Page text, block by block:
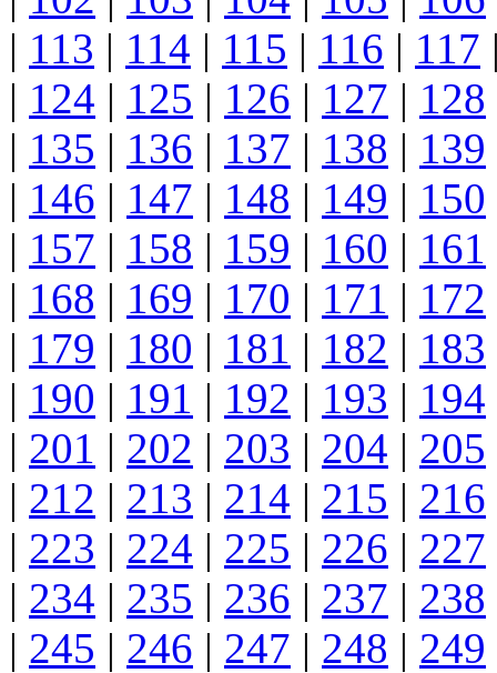
| 113 | 114 | 115 | 116 | 117
| 124 | 125 | 126 | 127 | 128
| 135 | 136 | 137 | 138 | 139
| 146 | 147 | 148 | 149 | 150
| 157 | 158 | 159 | 160 | 161
| 168 | 169 | 170 | 171 | 172
| 179 | 180 | 181 | 182 | 183
| 190 | 191 | 192 | 193 | 194
| 201 | 202 | 203 | 204 | 205
| 212 | 213 | 214 | 215 | 216
| 223 | 224 | 225 | 226 | 227
| 234 | 235 | 236 | 237 | 238
| 245 | 246 | 247 | 248 | 249